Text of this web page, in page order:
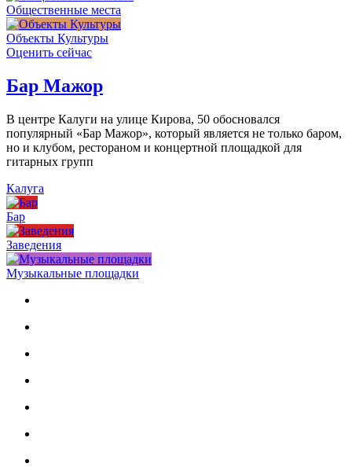
Общественные места
Объекты Культуры
Оценить сейчас
Бар Мажор
В центре Калуги на улице Кирова, 50 обосновался
популярный «Бар Мажор», который является не только баром,
но и клубом, рестораном и концертной площадкой для
гитарных групп
Калуга
Бар
Заведения
Музыкальные площадки